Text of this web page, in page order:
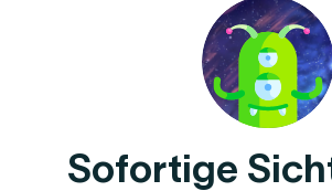
Sofortige